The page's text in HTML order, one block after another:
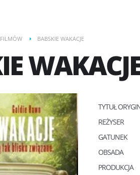
BABSKIE WAKACJE
TYTUŁ
REŻYSER
GATUNEK
OBSADA
PRODUKCJA